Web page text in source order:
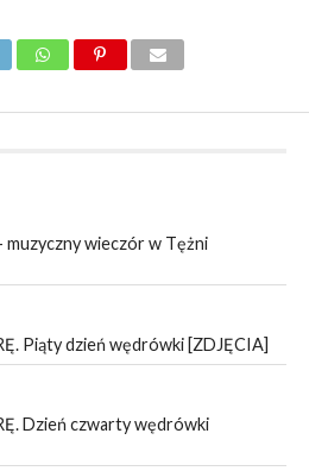
muzyczny wieczór w Tężni
Piąty dzień wędrówki [ZDJĘCIA]
Dzień czwarty wędrówki